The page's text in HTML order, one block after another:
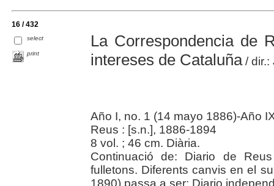
16 / 432
select
print
La Correspondencia de
intereses de Cataluña/ dir.:
Año I, no. 1 (14 mayo 1886)-Año
Reus : [s.n.], 1886-1894
8 vol. ; 46 cm. Diària.
Continuació de: Diario de
fulletons. Diferents canvis en el
1890) passa a ser: Diario